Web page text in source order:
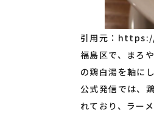
引用元：
福島区で、まろ
の鶏白湯を軸に
公式発信では、
れており、ラー